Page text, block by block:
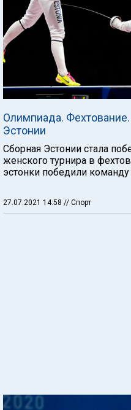
Олимпиада.
Эстонии
Сборная Эстонии стала
женского турнира в
эстонки победили
27.07.2021 14:58 // Спорт